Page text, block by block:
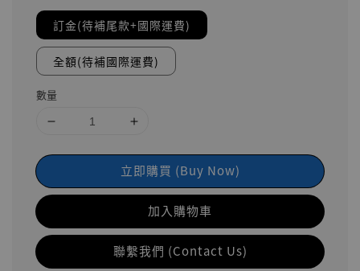
訂金(待補尾款+國際運費)
全額(待補國際運費)
數量
立即購買 (Buy Now)
加入購物車
聯繫我們 (Contact Us)